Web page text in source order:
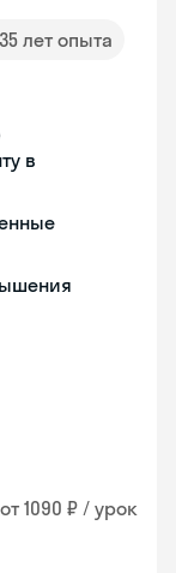
35 лет опыта
в
от 1090 ₽ / урок